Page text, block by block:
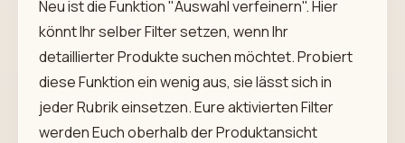
Neu ist die Funktion "Auswahl verfeinern". Hier
könnt Ihr selber Filter setzen, wenn Ihr
detaillierter Produkte suchen möchtet. Probiert
diese Funktion ein wenig aus, sie lässt sich in
jeder Rubrik einsetzen. Eure aktivierten Filter
werden Euch oberhalb der Produktansicht